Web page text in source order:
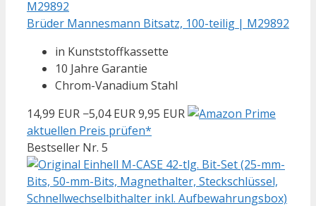
Brüder Mannesmann Bitsatz, 100-teilig | M29892
in Kunststoffkassette
10 Jahre Garantie
Chrom-Vanadium Stahl
14,99 EUR −5,04 EUR9,95 EUR
aktuellen Preis prüfen*
Bestseller Nr. 5